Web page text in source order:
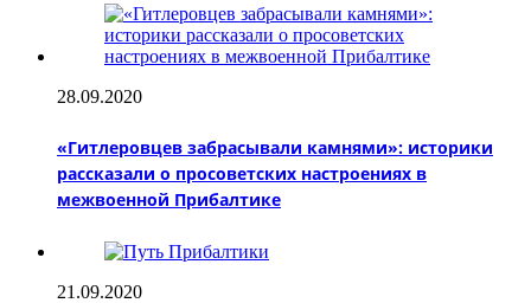
28.09.2020
«Гитлеровцев забрасывали камнями»: историки
рассказали о просоветских настроениях в
межвоенной Прибалтике
21.09.2020